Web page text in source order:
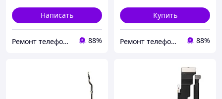
Написать
Ремонт телефонов, ноутбуков, в Алматы Запчасти - TelePORT 88%
Купить
Ремонт телефонов, ноутбуков, в Алматы Запчасти - TelePORT 88%